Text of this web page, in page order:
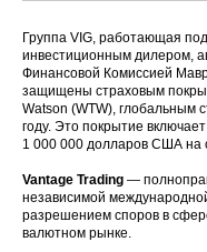
Группа VIG, работающая
инвестиционным дилером,
Финансовой Комиссией
защищены страховым
Watson (WTW), глобальным
году. Это покрытие
1 000 000 долларов США на
Vantage Trading —
независимой
разрешением споров в
валютном рынке.